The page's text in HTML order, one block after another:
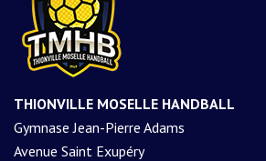
THIONVILLE MOSELLE HANDBALL
Gymnase Jean-Pierre Adams
Avenue Saint Exupéry